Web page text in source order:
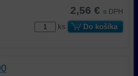
2,56 € s DPH
ks Do košíka